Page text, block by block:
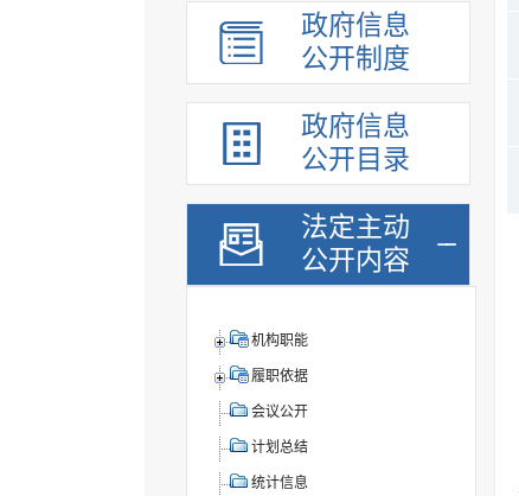
政府信息
公开制度
政府信息
公开目录
法定主动
公开内容
机构职能
履职依据
会议公开
计划总结
统计信息